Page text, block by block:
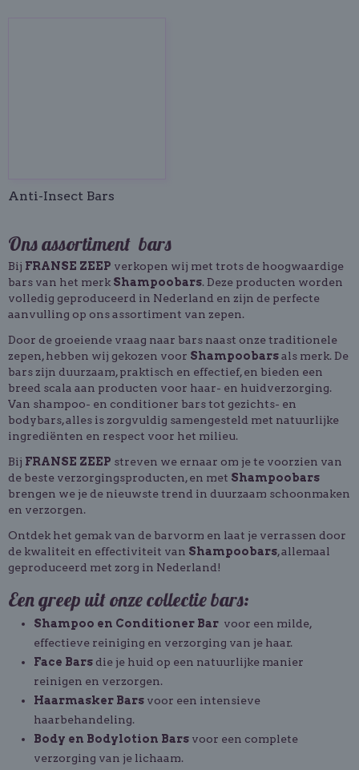
Anti-Insect Bars
Ons assortiment bars
Bij FRANSE ZEEP verkopen wij met trots de hoogwaardige
bars van het merk Shampoobars. Deze producten worden
volledig geproduceerd in Nederland en zijn de perfecte
aanvulling op ons assortiment van zepen.
Door de groeiende vraag naar bars naast onze traditionele
zepen, hebben wij gekozen voor Shampoobarsals merk. De
bars zijn duurzaam, praktisch en effectief, en bieden een
breed scala aan producten voor haar- en huidverzorging.
Van shampoo- en conditioner bars tot gezichts- en
bodybars, alles is zorgvuldig samengesteld met natuurlijke
ingrediënten en respect voor het milieu.
Bij FRANSE ZEEP streven we ernaar om je te voorzien van
de beste verzorgingsproducten, en met Shampoobars
brengen we je de nieuwste trend in duurzaam schoonmaken
en verzorgen.
Ontdek het gemak van de barvorm en laat je verrassen door
de kwaliteit en effectiviteit van Shampoobars, allemaal
geproduceerd met zorg in Nederland!
Een greep uit onze collectie bars:
Shampoo en Conditioner Bar voor een milde,
effectieve reiniging en verzorging van je haar.
Face Bars die je huid op een natuurlijke manier
reinigen en verzorgen.
Haarmasker Bars voor een intensieve
haarbehandeling.
Body en Bodylotion Bars voor een complete
verzorging van je lichaam.